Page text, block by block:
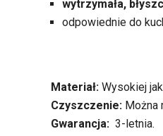
wytrzymała,
odpowiednie do
Materiał: Wysokiej
Czyszczenie: Można
Gwarancja: 3-letnia.